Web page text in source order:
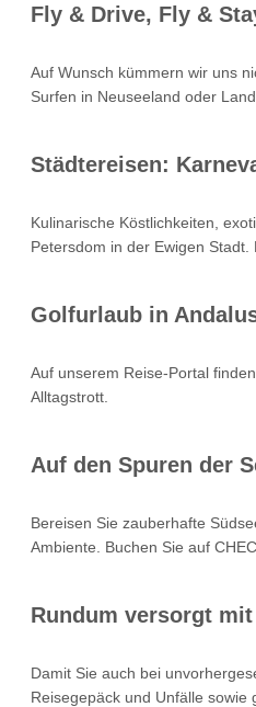
Fly & Drive, Fly &
Auf Wunsch kümmern wir uns
Surfen in Neuseeland oder
Städtereisen:
Kulinarische Köstlichkeiten,
Petersdom in der Ewigen
Golfurlaub in
Auf unserem Reise-Portal
Alltagstrott.
Auf den Spuren der
Bereisen Sie zauberhafte
Ambiente. Buchen Sie auf
Rundum versorgt mit
Damit Sie auch bei
Reisegepäck und Unfälle sowie